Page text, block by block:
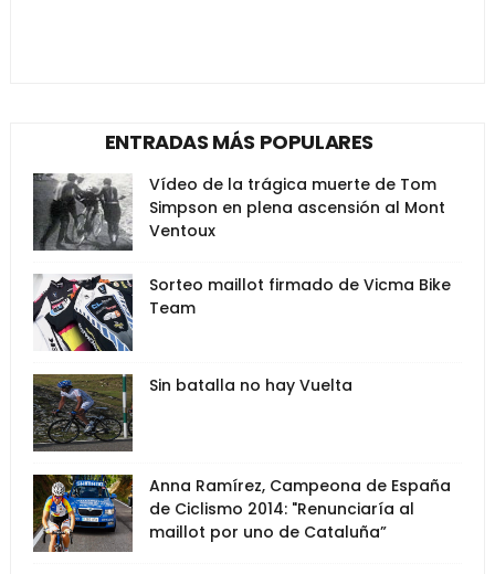
ENTRADAS MÁS POPULARES
Vídeo de la trágica muerte de Tom
Simpson en plena ascensión al Mont
Ventoux
Sorteo maillot firmado de Vicma Bike
Team
Sin batalla no hay Vuelta
Anna Ramírez, Campeona de España
de Ciclismo 2014: "Renunciaría al
maillot por uno de Cataluña”